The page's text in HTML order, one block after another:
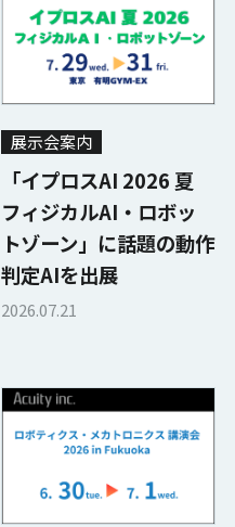
展示会案内
「イプロスAI 2026 夏
フィジカルAI・ロボッ
トゾーン」に話題の動作
判定AIを出展
2026.07.21